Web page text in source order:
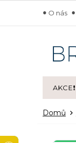
obsah
O nás
AKCE❗
Domů